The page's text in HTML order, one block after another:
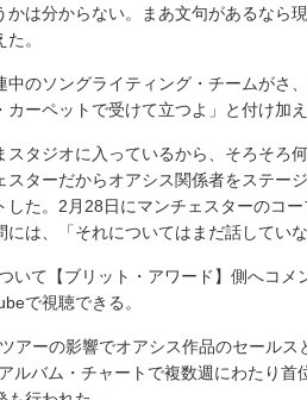
は分からない。まあ文句があるなら
。
のソングライティング・チームがさ
ーペットで受けて立つよ」と付け加え
タジオに入っているから、そろそろ何
ターだからオアシス関係者をステー
した。2月28日にマンチェスターのコ
は、「それについてはまだ話していな
いて【ブリット・アワード】側へコメ
で視聴できる。
アーの影響でオアシス作品のセールス
ルバム・チャートで複数週にわたり首